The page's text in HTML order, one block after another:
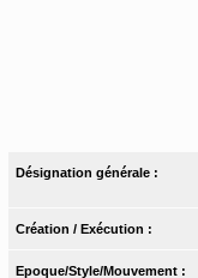
Désignation générale :
Création / Exécution :
Epoque/Style/Mouvement :